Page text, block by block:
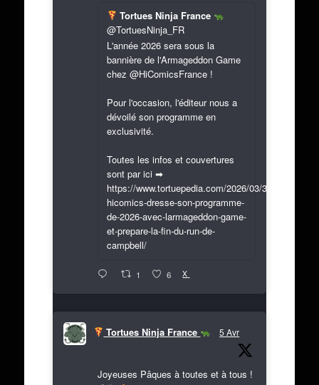
Tortues Ninja France
@TortuesNinja_FR
L'année 2026 sera sous la
bannière de l'Armageddon Game
chez @HiComicsFrance !
Pour l'occasion, l'éditeur nous a
dévoilé son programme en
exclusivité.
Toutes les infos et couvertures
sont par ici ➡
https://www.tortuepedia.com/2026/03/31/exclusif-
hicomics-dresse-son-programme-
de-2026-avec-larmageddon-game-
et-prepare-la-fin-du-run-de-
campbell/
1 6 X
Tortues Ninja France 5 Avr
Joyeuses Pâques à toutes et à tous !